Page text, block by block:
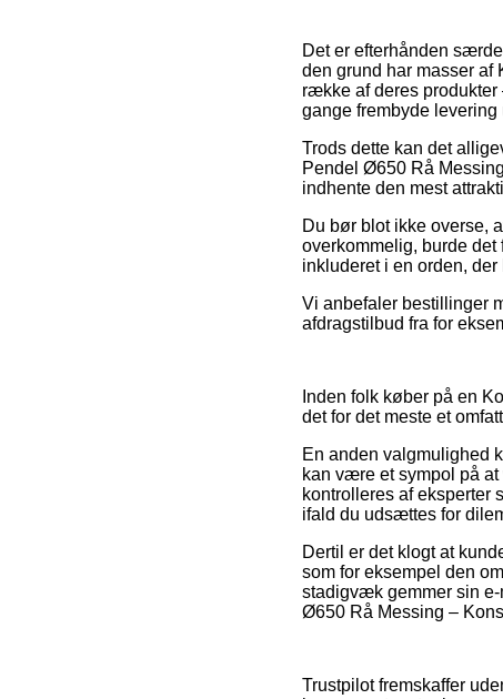
Det er efterhånden
den grund har masser af
række af deres
gange frembyde levering
Trods dette kan det
Pendel Ø650 Rå
indhente den mest
Du bør blot ikke overse,
overkommelig, burde
inkluderet i en orden,
Vi anbefaler bestillinger
afdragstilbud fra for
Inden folk køber på en
det for det meste et
En anden valgmulighed
kan være et sympol på
kontrolleres af eksperter
ifald du udsættes for
Dertil er det klogt at
som for eksempel den
stadigvæk gemmer sin e-
Ø650 Rå Messing –
Trustpilot fremskaffer